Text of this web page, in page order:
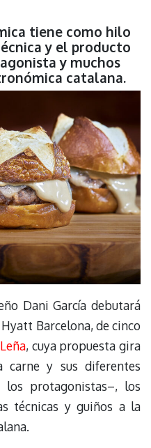
tiene como hilo
y el producto
y muchos
catalana.
Dani García debutará
Barcelona, de cinco
Leña, cuya propuesta gira
y sus diferentes
protagonistas–, los
técnicas y guiños a la